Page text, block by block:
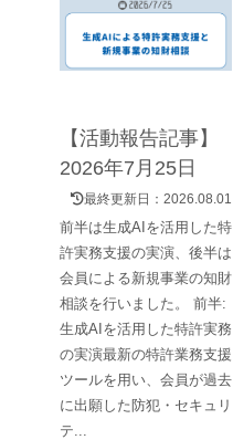
【活動報告記事】
2026年7月25日
最終更新日：2026.08.01
前半は生成AIを活用した特
許実務支援の実演、後半は
会員による新規事業の知財
相談を行いました。 前半:
生成AIを活用した特許実務
の実演最新の特許業務支援
ツールを用い、会員が過去
に出願した防犯・セキュリ
テ...